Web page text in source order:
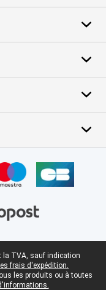
la TVA, sauf indication
frais d'expédition.
les produits ou à toutes